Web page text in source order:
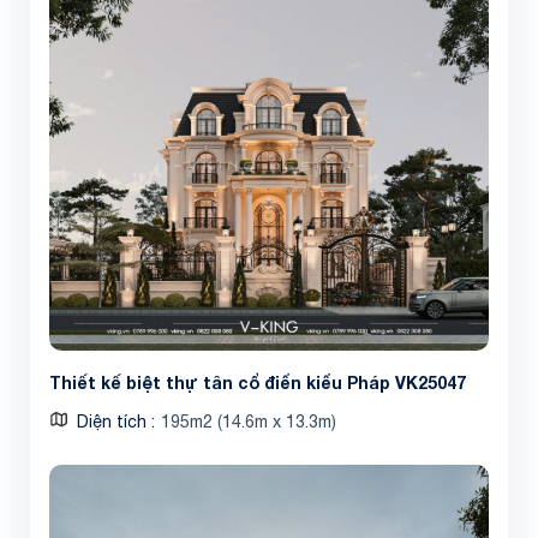
Thiết kế biệt thự tân cổ điển kiểu Pháp VK25047
Diện tích 195m2 (14.6m x 13.3m)